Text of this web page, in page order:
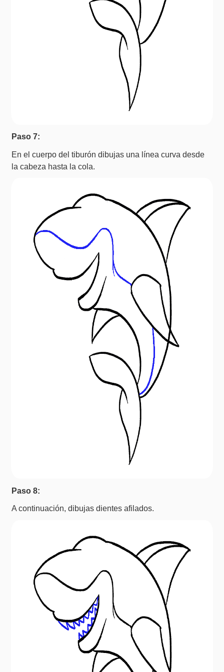
Paso 7:
En el cuerpo del tiburón dibujas una línea curva desde
la cabeza hasta la cola.
Paso 8:
A continuación, dibujas dientes afilados.